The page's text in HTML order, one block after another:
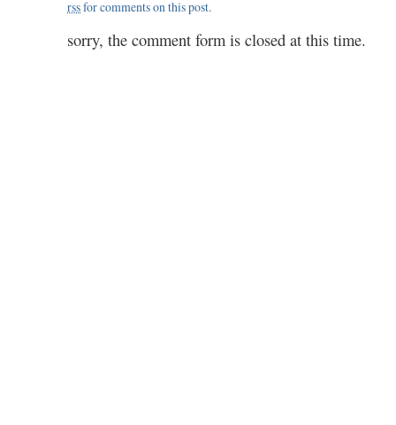
rssfor comments on this post.
sorry, the comment form is closed at this time.